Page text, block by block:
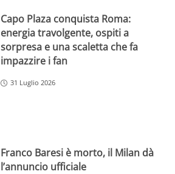
Capo Plaza conquista Roma:
energia travolgente, ospiti a
sorpresa e una scaletta che fa
impazzire i fan
31 Luglio 2026
Franco Baresi è morto, il Milan dà
l’annuncio ufficiale